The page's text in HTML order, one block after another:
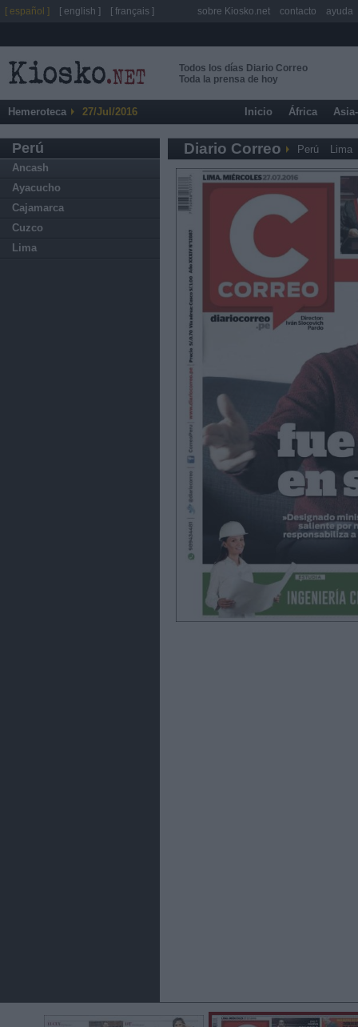
Todos los días Diario Correo
Toda la prensa de hoy
Hemeroteca 27/Jul/2016 Inicio África
Perú
Ancash
Ayacucho
Cajamarca
Cuzco
Lima
Diario Correo Perú Lima
[ español ] [ english ] [ français ] sobre Kiosko.net contacto ayuda